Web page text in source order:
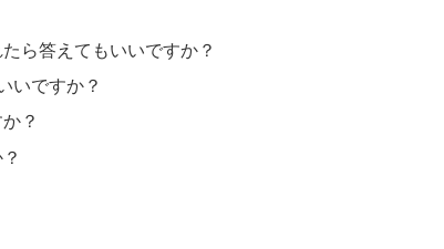
ら答えてもいいですか？
いですか？
？